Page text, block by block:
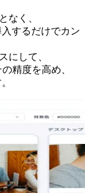
なく、
するだけでカン
にして、
精度を高め、